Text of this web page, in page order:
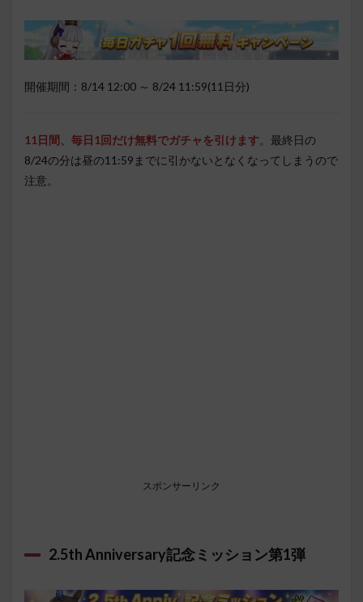
開催期間：8/14 12:00 ～ 8/24 11:59(11日分)
11日間、毎日1回だけ無料でガチャを引けます。最終日の
8/24の分は昼の11:59までに引かないとなくなってしまうので
注意。
スポンサーリンク
2.5th Anniversary記念ミッション第1弾